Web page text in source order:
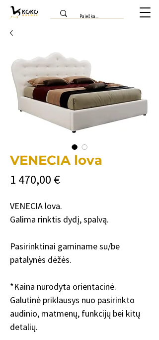
VENECIA lova
1 470,00 €Price
VENECIA lova.
Galima rinktis dydį, spalvą.
Pasirinktinai gaminame su/be
patalynės dėžės.
*Kaina nurodyta orientacinė.
Galutinė priklausys nuo pasirinkto
audinio, matmenų, funkcijų bei kitų
detalių.